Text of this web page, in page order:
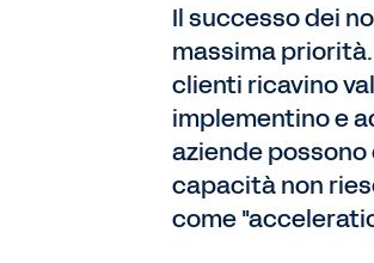
Il successo dei
massima
clienti ricavino
implementino e
aziende
capacità non
come